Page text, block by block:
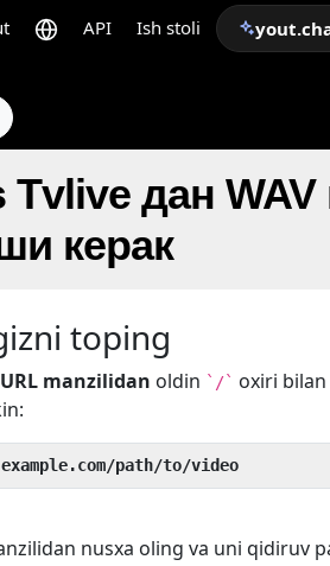
API Ish stoli
дан
керак
toping
URL manzilidan oldin `/` oxiri
path/to/video
nusxa oling va uni qidiruv